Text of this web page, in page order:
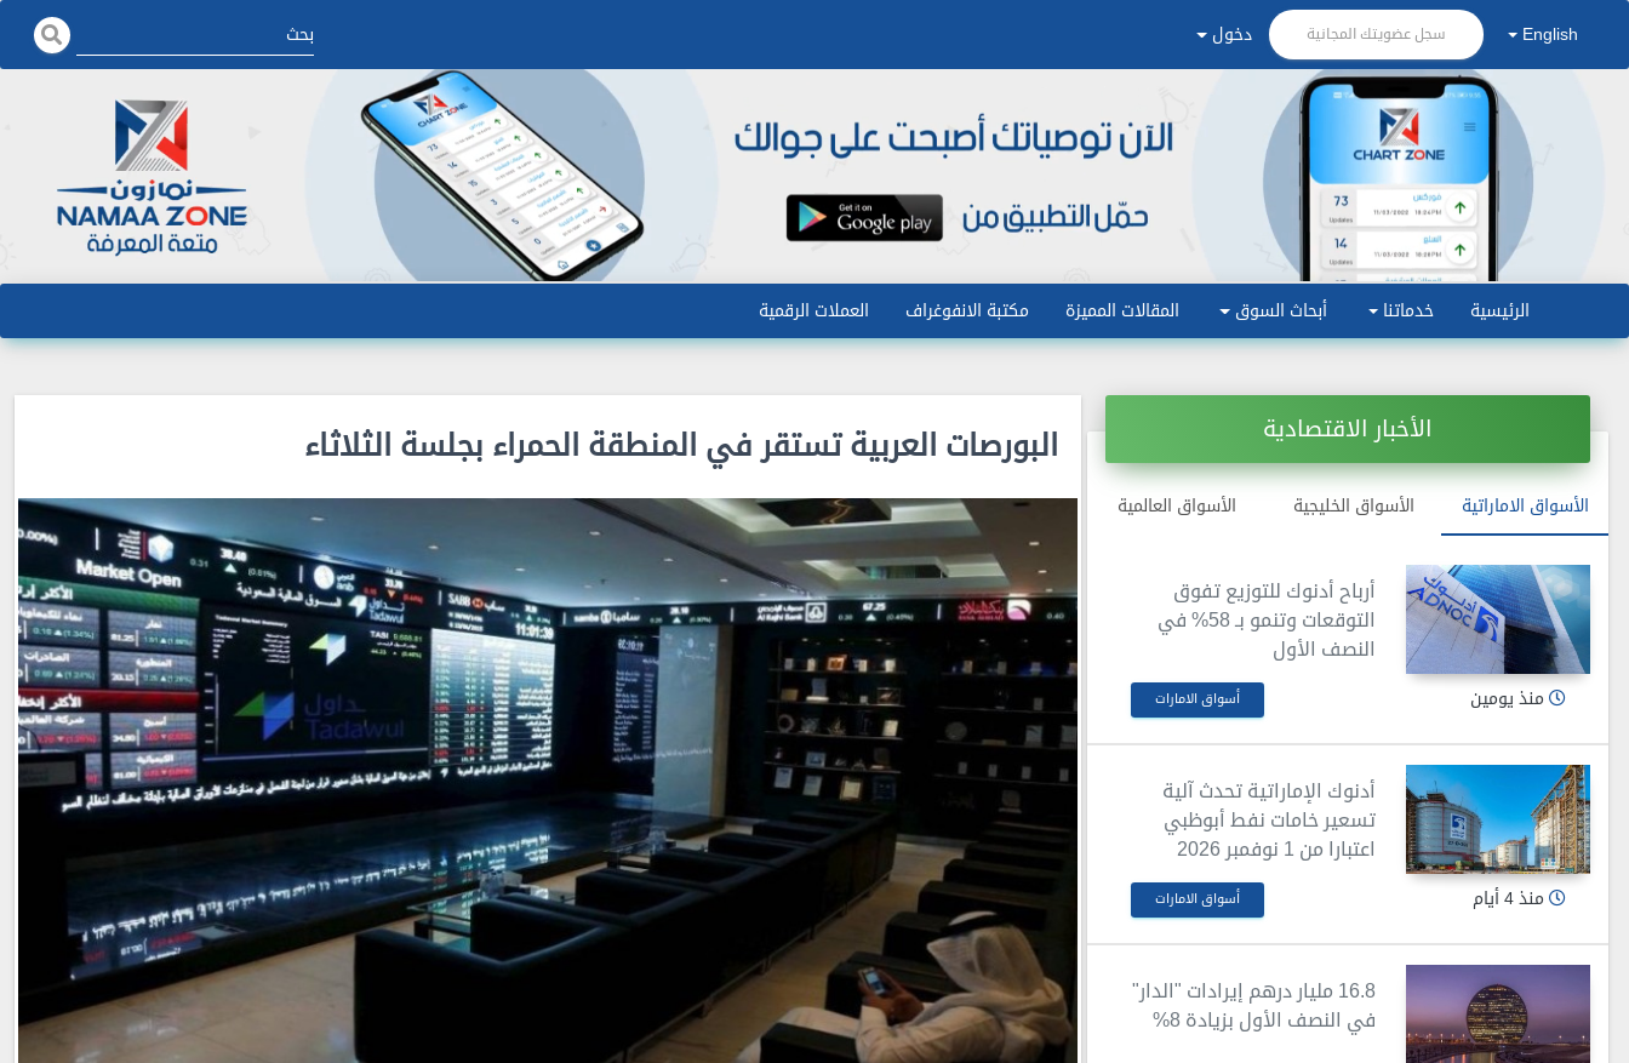
English سجل عضويتك المجانية دخول
الرئيسية خدماتنا أبحاث السوق المقالات المميزة مكتبة الانفوغراف العملات الرقمية
الأخبار الاقتصادية
الأسواق الاماراتية الأسواق الخليجية الأسواق العالمية
أرباح أدنوك للتوزيع تفوق
التوقعات وتنمو بـ 58% في
النصف الأول
منذ يومين أسواق الامارات
أدنوك الإماراتية تحدث آلية
تسعير خامات نفط أبوظبي
اعتبارا من 1 نوفمبر 2026
منذ 4 أيام أسواق الامارات
16.8 مليار درهم إيرادات "الدار"
في النصف الأول بزيادة 8%
البورصات العربية تستقر في المنطقة الحمراء بجلسة الثلاثاء